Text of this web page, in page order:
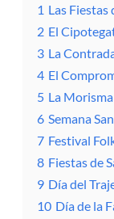
1 Las Fiestas
2 El
3 La
4 El
5 La
6 Semana
7 Festival
8 Fiestas de
9 Día del
10 Día de la